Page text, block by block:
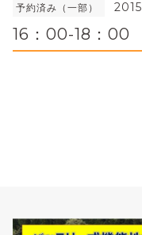
予約済み（一部）
16：00-18：00